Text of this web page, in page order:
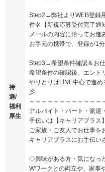
待
遇/
福利
厚生
Step2→弊社よりWEB登録
件名【新規応募受付完了通
メールの内容に沿ってお進
お手元の携帯で、登録が1
Step3→希望条件確認＆お仕
希望条件の確認後、エント
やりとりはLINE中心で進
彡
～～～～～～～～～～～～
アルバイト・パート・派遣
手伝いは【キャリアプラス
ご家族・ご友人でお仕事を
キャリアプラスにお手伝い
◇興味がある方・気になっ
Wワークとの両立や、家事